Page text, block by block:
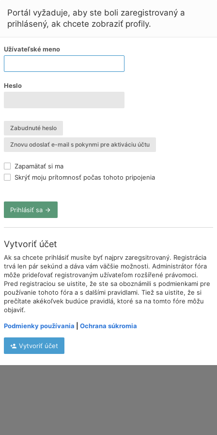
Portál vyžaduje, aby ste boli zaregistrovaný a
prihlásený, ak chcete zobraziť profily.
Užívateľské meno
Heslo
Zabudnuté heslo
Znovu odoslať e-mail s pokynmi pre aktiváciu účtu
Zapamätať si ma
Skrýť moju prítomnosť počas tohoto pripojenia
Prihlásiť sa
Vytvoriť účet
Ak sa chcete prihlásiť musíte byť najprv zaregsitrovaný. Registrácia
trvá len pár sekúnd a dáva vám väčšie možnosti. Administrátor fóra
môže prideľovať registrovaným užívateľom rozšířené právomoci.
Pred registraciou se uistite, že ste sa oboznámili s podmienkami pre
používanie tohoto fóra a s dalšími pravidlami. Tiež sa uistite, že si
prečítate akékoľvek budúce pravidlá, ktoré sa na tomto fóre môžu
objaviť.
Podmienky používania Ochrana súkromia
Vytvoriť účet